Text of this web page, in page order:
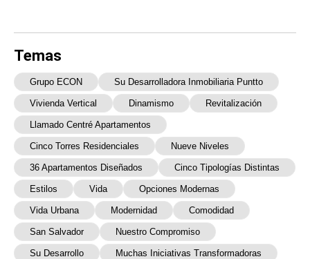
Temas
Grupo ECON Su Desarrolladora Inmobiliaria Puntto
Vivienda Vertical Dinamismo Revitalización
Llamado Centré Apartamentos
Cinco Torres Residenciales Nueve Niveles
36 Apartamentos Diseñados Cinco Tipologías Distintas
Estilos Vida Opciones Modernas
Vida Urbana Modernidad Comodidad
San Salvador Nuestro Compromiso
Su Desarrollo Muchas Iniciativas Transformadoras